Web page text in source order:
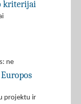
kriterijai
ne
projektu ir